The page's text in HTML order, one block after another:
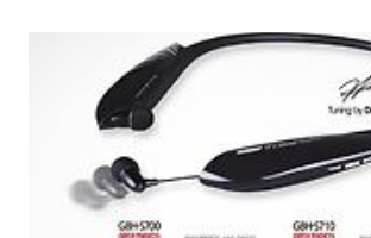
별로 유명한 작가들이 이야기해주는 내용을 볼 수 있습
것이 뭔가 하고 봤었는데요. 보다 보니 각각 주제별로
요. 저는 IT기기에 관심이 많아서 그부분에 대한 내용
차는 스마트해지고 있습니다. IT산업이 발전하면서 그
동차에 접목되고 있죠. 기아자동차도 그렇습니다 . 자동